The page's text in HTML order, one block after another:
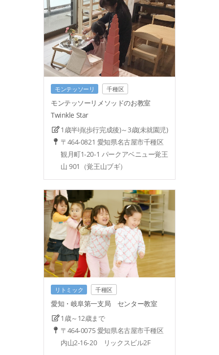
モンテッソーリ 千種区
モンテッソーリメソッドのお教室
Twinkle Star
1歳半頃(歩行完成後)～3歳(未就園児)
〒464-0821 愛知県名古屋市千種区
観月町1-20-1 パークアベニュー覚王
山 901（覚王山ブギ）
リトミック 千種区
愛知・岐阜第一支局 センター教室
1歳～12歳まで
〒464-0075 愛知県名古屋市千種区
内山2-16-20 リックスビル2F